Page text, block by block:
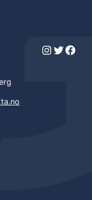
Instagram Twitter Facebook